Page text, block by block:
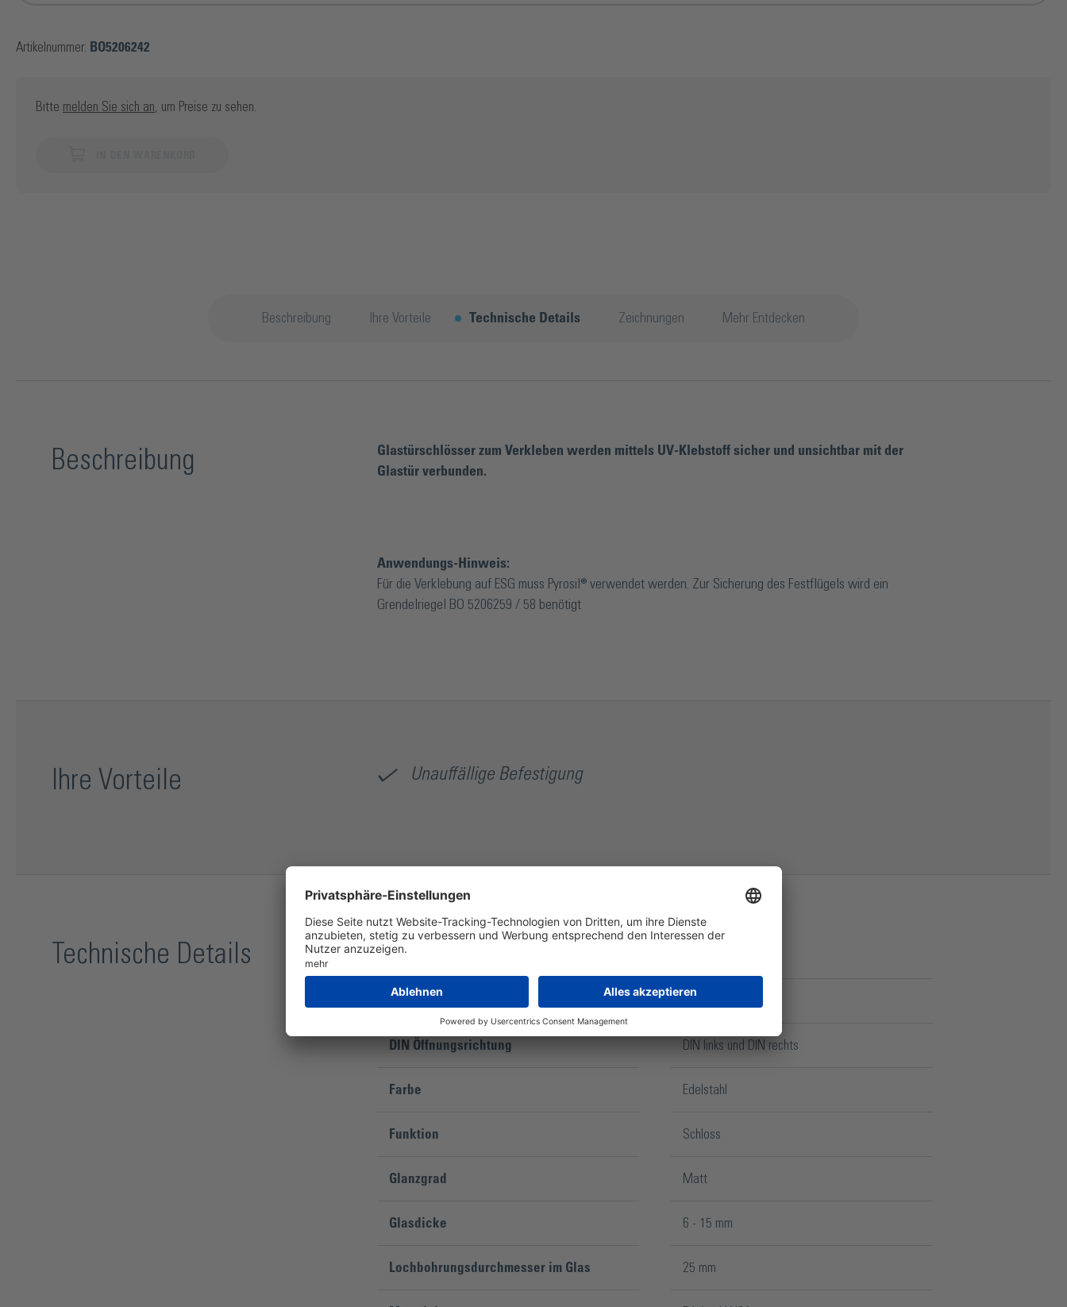
Artikelnummer: BO5206242
Bitte melden Sie sich an , um Preise zu sehen.
Beschreibung Ihre Vorteile Technische Details Zeichnungen Mehr Entdecken
Beschreibung
Glastürschlösser zum Verkleben werden mittels UV-Klebstoff sicher und unsichtbar mit der
Glastür verbunden.
Anwendungs-Hinweis:
Für die Verklebung auf ESG muss Pyrosil® verwendet werden. Zur Sicherung des Festflügels wird ein
Grendelriegel BO 5206259 / 58 benötigt
Ihre Vorteile Unauffällige Befestigung
Technische Details Ausführung
Befestigungsart Verklebt
DIN Öffnungsrichtung DIN links und DIN rechts
Farbe Edelstahl
Funktion Schloss
Glanzgrad Matt
Glasdicke 6 - 15 mm
Lochbohrungsdurchmesser im Glas 25 mm